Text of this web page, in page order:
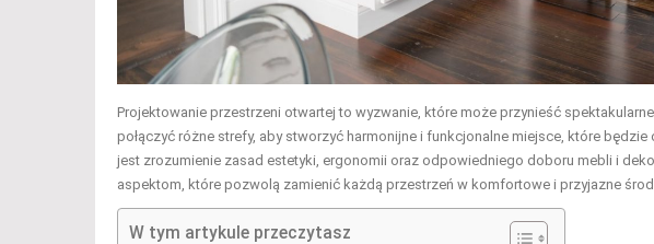
Projektowanie przestrzeni otwartej to wyzwanie, które może przynieść
połączyć różne strefy, aby stworzyć harmonijne i funkcjonalne miejsce, które
jest zrozumienie zasad estetyki, ergonomii oraz odpowiedniego doboru mebli i
aspektom, które pozwolą zamienić każdą przestrzeń w komfortowe i przyjazne
W tym artykule przeczytasz